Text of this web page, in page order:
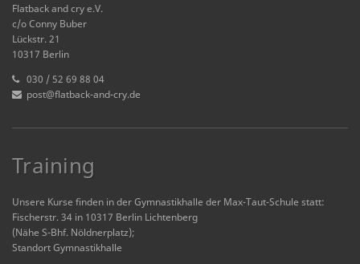
Flatback and cry e.V.
c/o Conny Buber
Lückstr. 21
10317 Berlin
030 / 52 69 88 04
post@flatback-and-cry.de
Training
Unsere Kurse finden in der Gymnastikhalle der Max-Taut-Schule statt:
Fischerstr. 34 in 10317 Berlin Lichtenberg
(Nähe S-Bhf. Nöldnerplatz);
Standort Gymnastikhalle